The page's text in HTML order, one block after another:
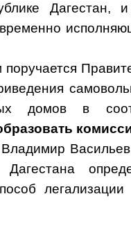
Дагестан,
домов в
Дагестана